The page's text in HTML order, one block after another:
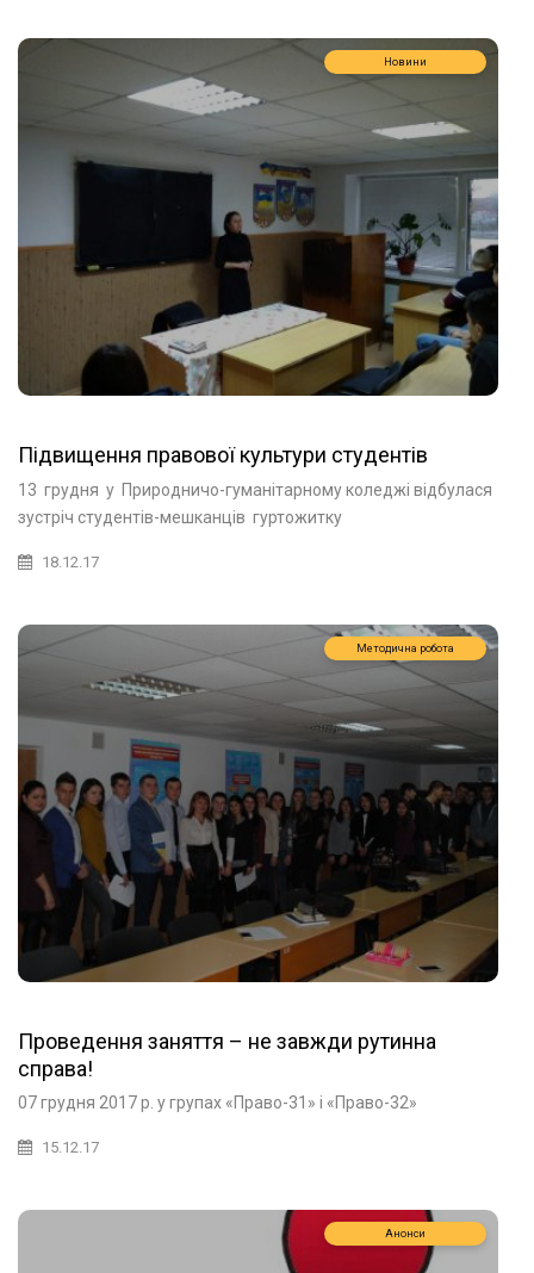
Новини
Підвищення правової культури студентів
13 грудня у Природничо-гуманітарному коледжі відбулася
зустріч студентів-мешканців гуртожитку
18.12.17
Методична робота
Проведення заняття – не завжди рутинна
справа!
07 грудня 2017 р. у групах «Право-31» і «Право-32»
15.12.17
Анонси